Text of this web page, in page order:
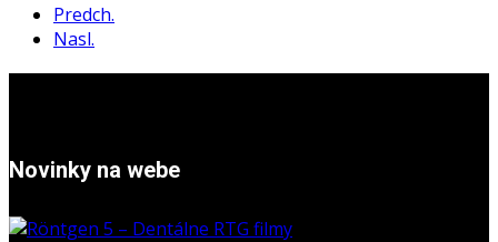
Predch.
Nasl.
Novinky na webe